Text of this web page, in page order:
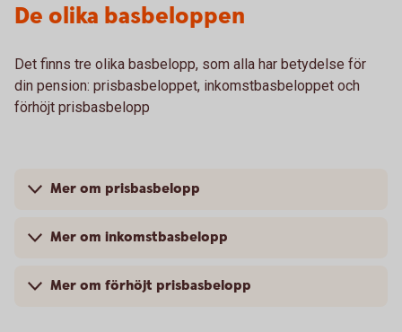
De olika basbeloppen
Det finns tre olika basbelopp, som alla har betydelse för
din pension: prisbasbeloppet, inkomstbasbeloppet och
förhöjt prisbasbelopp
Mer om prisbasbelopp
Mer om inkomstbasbelopp
Mer om förhöjt prisbasbelopp